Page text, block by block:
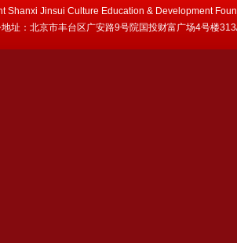
Shanxi Jinsui Culture Education & Development
址：北京市丰台区广安路9号院国投财富广场4号楼